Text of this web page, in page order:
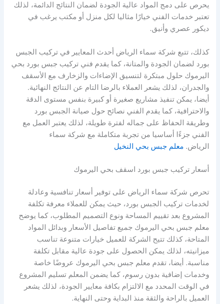
يحرص على دمج المواد عالية الجودة لضمان النتائج الدائمة، لذلك
تعتبر خدمات الفني خيارًا مثاليا لكل منزل أو مكتب يرغب في
ديكور عصري وأنيق.
كذلك، تتبع شركة سماء الرياض أحدث المعايير في تركيب الجبس
بورد لضمان الجودة والمتانة، كما يقدم فني تركيب جبس بورد بحي
اليرموك حلول مبتكرة لتنسيق الإضاءات والزخارف مع الأسقف
والجدران، لذلك يشعر العملاء بالرضا التام عن النتائج النهائية.
أيضا، يمكن تنفيذ مشاريع صغيرة أو كبيرة بنفس مستوى الدقة
والاحترافية، كما يقدم الفني نصائح حول صيانة الجبس بورد
وطريقة الحفاظ على جماله لفترة طويلة، لذلك يعتبر العمل مع
الفني جزءًا أساسيا من تجربة متكاملة مع شركة سماء
الرياض. معلم جبس بحي النخيل
أسعار تركيب جبس بورد اسقف بحي اليرموك
تحرص شركة سماء الرياض على توفير أسعار تنافسية وعادلة
لخدمات تركيب الجبس بورد، حيث يمكن للعملاء معرفة تكلفة
المشروع بعد تقييم المساحة ونوع التصميم المطلوب، كما يوضح
معلم جبس بحي اليرموك جميع تفاصيل الأسعار وبدائل المواد
المتاحة، كذلك تتيح الشركة للعميل خيارات متنوعة تناسب
ميزانيته، لذلك يمكن الحصول على جودة عالية مقابل تكلفة
مناسبة. أيضا، تقدم معلم جبس بحي اليرموك عروضًا خاصة
وخدمات إضافية بدون رسوم، كما يضمن المعلم تسليم المشروع
في الوقت المحدد مع الالتزام بكافة معايير الجودة، لذلك يشعر
العميل بالراحة والثقة منذ البداية وحتى النهاية.